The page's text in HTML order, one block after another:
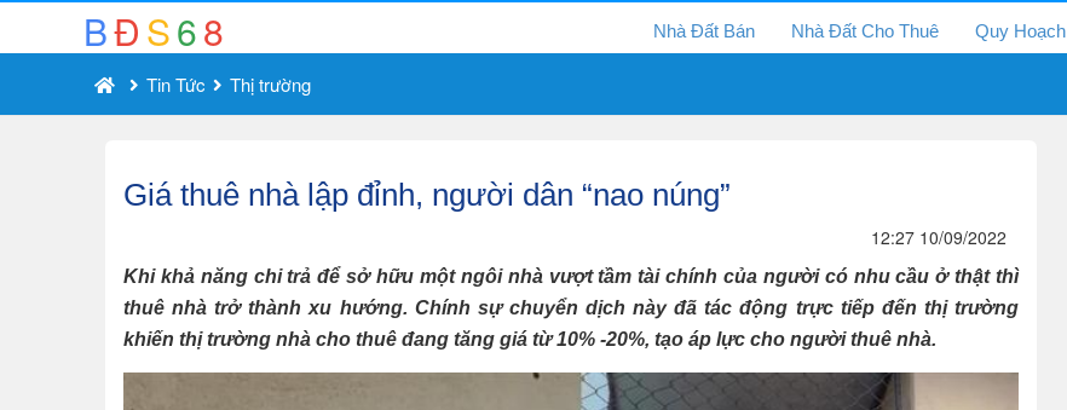
BĐS68 Nhà Đất Bán Nhà Đất Cho Thuê Quy Hoạch
Tin Tức Thị trường
Giá thuê nhà lập đỉnh, người dân “nao núng”
12:27 10/09/2022
Khi khả năng chi trả để sở hữu một ngôi nhà vượt tầm tài chính của người có nhu cầu ở thật thì
thuê nhà trở thành xu hướng. Chính sự chuyển dịch này đã tác động trực tiếp đến thị trường
khiến thị trường nhà cho thuê đang tăng giá từ 10% -20%, tạo áp lực cho người thuê nhà.